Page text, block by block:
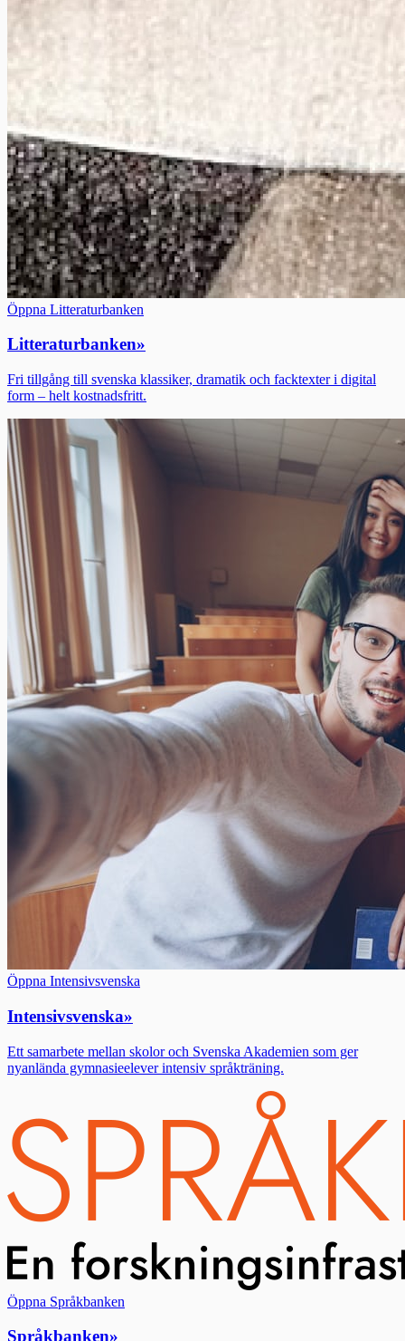
Öppna Litteraturbanken
Litteraturbanken»
Fri tillgång till svenska klassiker, dramatik och facktexter i digital
form – helt kostnadsfritt.
Öppna Intensivsvenska
Intensivsvenska»
Ett samarbete mellan skolor och Svenska Akademien som ger
nyanlända gymnasieelever intensiv språkträning.
Öppna Språkbanken
Språkbanken»